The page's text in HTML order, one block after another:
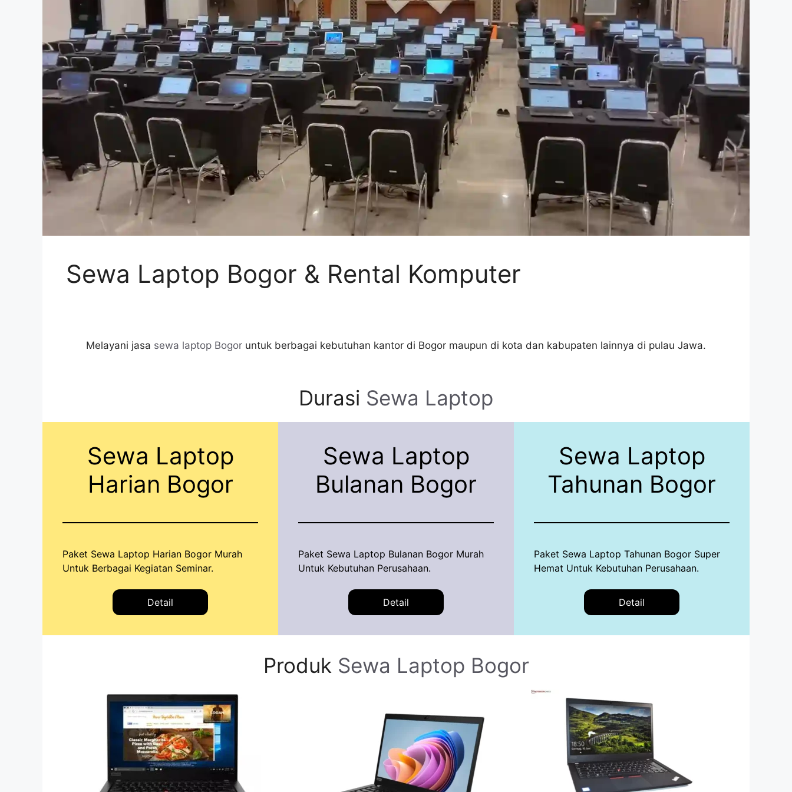
Sewa Laptop Bogor & Rental Komputer
Melayani jasa sewa laptop Bogor untuk berbagai kebutuhan kantor di Bogor maupun di kota dan kabupaten lainnya di pulau Jawa.
Durasi Sewa Laptop
Sewa Laptop
Harian Bogor
Paket Sewa Laptop Harian Bogor Murah
Untuk Berbagai Kegiatan Seminar.
Detail
Sewa Laptop
Bulanan Bogor
Paket Sewa Laptop Bulanan Bogor Murah
Untuk Kebutuhan Perusahaan.
Detail
Sewa Laptop
Tahunan Bogor
Paket Sewa Laptop Tahunan Bogor Super
Hemat Untuk Kebutuhan Perusahaan.
Detail
Produk Sewa Laptop Bogor